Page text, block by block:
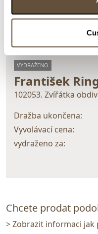
VYDRAŽENO
František
102053. Zvířátka
Dražba ukončena:
Vyvolávací cena:
vydraženo za:
Chcete prodat
> Zobrazit informaci